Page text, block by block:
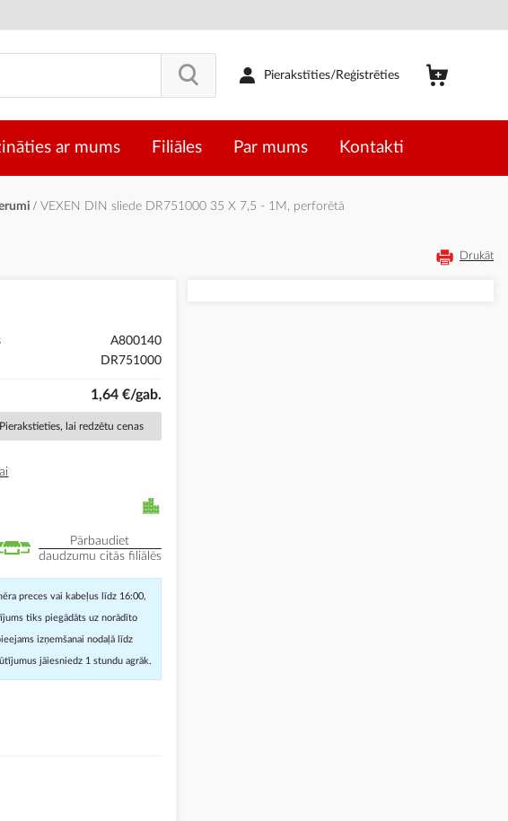
Pierakstīties/Reģistrēties
ar mums Filiāles Par mums Kontakti
VEXEN DIN sliede DR751000 35 X 7,5 - 1M, perforētā
Drukāt
A800140
DR751000
1,64 €/gab.
Pierakstieties, lai redzētu cenas
Pārbaudiet
daudzumu citās filiālēs
preces vai kabeļus līdz 16:00,
tiks piegādāts uz norādīto
izņemšanai nodaļā līdz
jāiesniedz 1 stundu agrāk.